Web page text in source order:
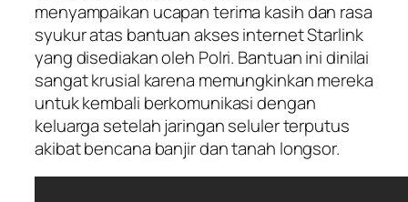
menyampaikan ucapan terima kasih dan rasa
syukur atas bantuan akses internet Starlink
yang disediakan oleh Polri. Bantuan ini dinilai
sangat krusial karena memungkinkan mereka
untuk kembali berkomunikasi dengan
keluarga setelah jaringan seluler terputus
akibat bencana banjir dan tanah longsor.